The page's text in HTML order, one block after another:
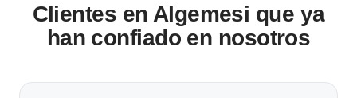
Clientes en Algemesi que ya
han confiado en nosotros